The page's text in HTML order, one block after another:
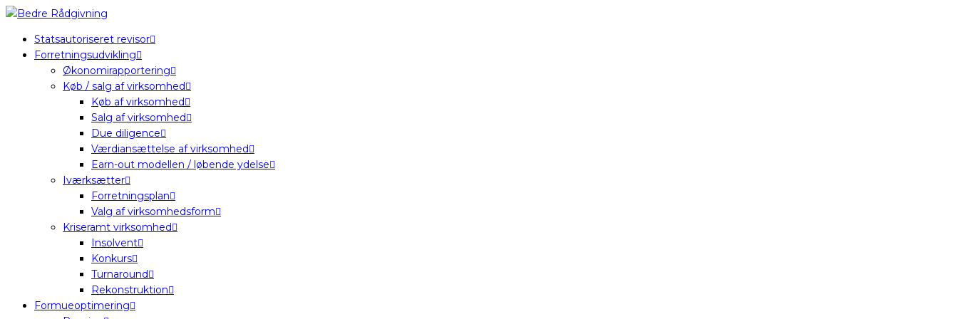
Statsautoriseret revisor
Forretningsudvikling
Økonomirapportering
Køb / salg af virksomhed
Køb af virksomhed
Salg af virksomhed
Due diligence
Værdiansættelse af virksomhed
Earn-out modellen / løbende ydelse
Iværksætter
Forretningsplan
Valg af virksomhedsform
Kriseramt virksomhed
Insolvent
Konkurs
Turnaround
Rekonstruktion
Formueoptimering